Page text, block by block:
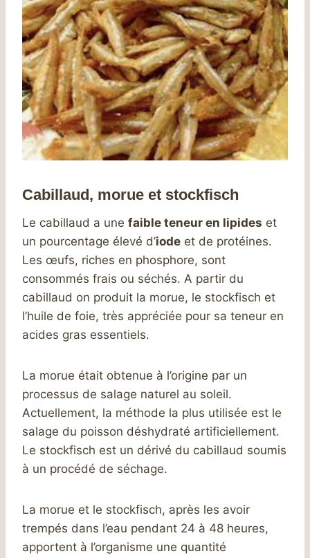
Cabillaud, morue et stockfisch
Le cabillaud a une faible teneur en lipides et
un pourcentage élevé d’iode et de protéines.
Les œufs, riches en phosphore, sont
consommés frais ou séchés. A partir du
cabillaud on produit la morue, le stockfisch et
l’huile de foie, très appréciée pour sa teneur en
acides gras essentiels.
La morue était obtenue à l’origine par un
processus de salage naturel au soleil.
Actuellement, la méthode la plus utilisée est le
salage du poisson déshydraté artificiellement.
Le stockfisch est un dérivé du cabillaud soumis
à un procédé de séchage.
La morue et le stockfisch, après les avoir
trempés dans l’eau pendant 24 à 48 heures,
apportent à l’organisme une quantité